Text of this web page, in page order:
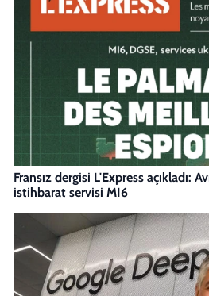
Fransız dergisi L'Express açıkladı:
istihbarat servisi MI6